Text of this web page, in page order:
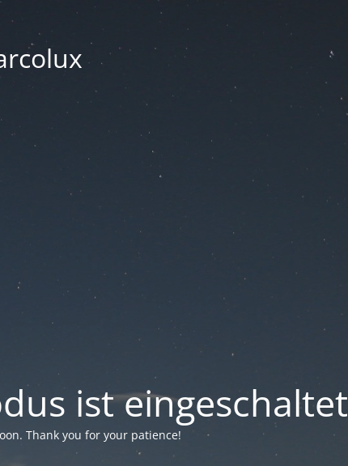
ist eingeschaltet
Thank you for your patience!